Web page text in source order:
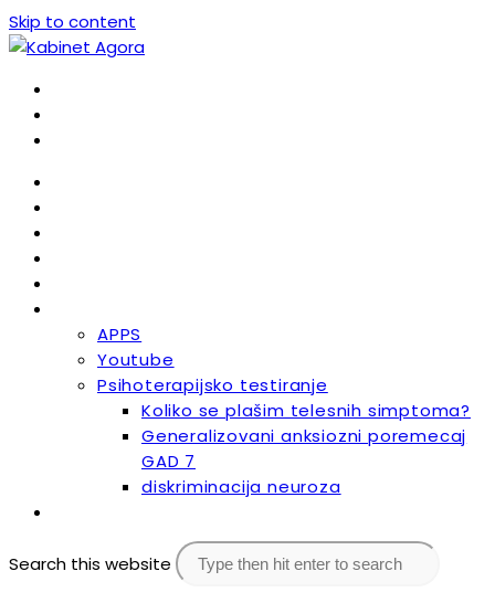
Skip to content
APPS
Youtube
Psihoterapijsko testiranje
Koliko se plašim telesnih simptoma?
Generalizovani anksiozni poremecaj
GAD 7
diskriminacija neuroza
Search this website